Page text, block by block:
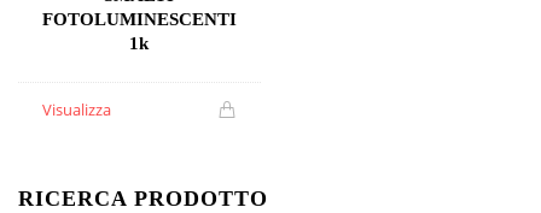
FOTOLUMINESCENTI
1k
Visualizza
RICERCA PRODOTTO